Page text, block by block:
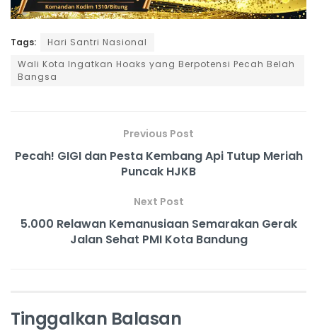
Tags:
Hari Santri Nasional
Wali Kota Ingatkan Hoaks yang Berpotensi Pecah Belah
Bangsa
Previous Post
Pecah! GIGI dan Pesta Kembang Api Tutup Meriah
Puncak HJKB
Next Post
5.000 Relawan Kemanusiaan Semarakan Gerak
Jalan Sehat PMI Kota Bandung
Tinggalkan Balasan